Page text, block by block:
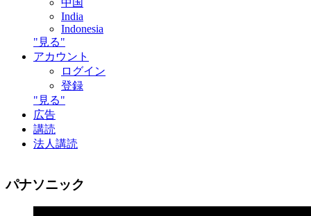
India
Indonesia
"見る"
アカウント
ログイン
登録
"見る"
広告
講読
法人講読
パナソニック